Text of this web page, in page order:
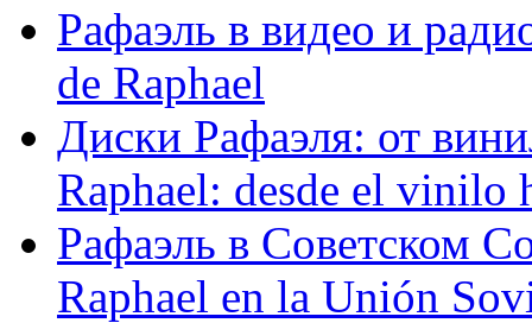
Рафаэль в видео и
de Raphael
Диски Рафаэля: от
Raphael: desde el vinilo
Рафаэль в Советском
Raphael en la Unión